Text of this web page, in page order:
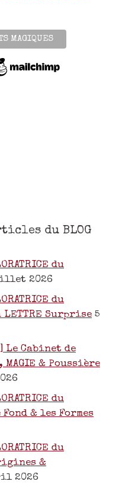
du BLOG
du
2026
du
LETTRE Surprise 5
Le Cabinet de
& Poussière
du
Fond & les Formes
du
&
2026